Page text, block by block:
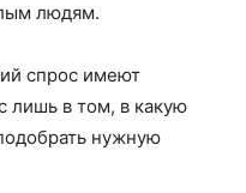
людям.
спрос имеют
лишь в том, в какую
нужную